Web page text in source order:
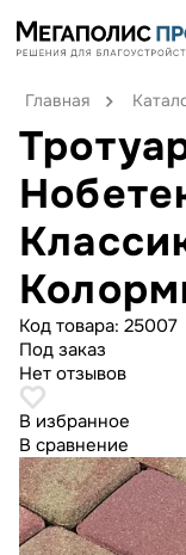
Главная
Код товара: 25007
Под заказ
Нет отзывов
В избранное
В сравнение